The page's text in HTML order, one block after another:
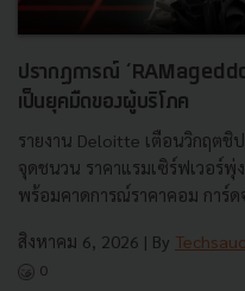
ปรากฏการณ์
เป็นยุคมืดของผู้บริโภค
รายงาน Deloitte เตือนวิกฤตชิ
จุดชนวน ราคาแรมเซิร์ฟเวอร์พุ่
พร้อมคาดการณ์ราคาคอม การ์
สิงหาคม 6, 2026 | By
0